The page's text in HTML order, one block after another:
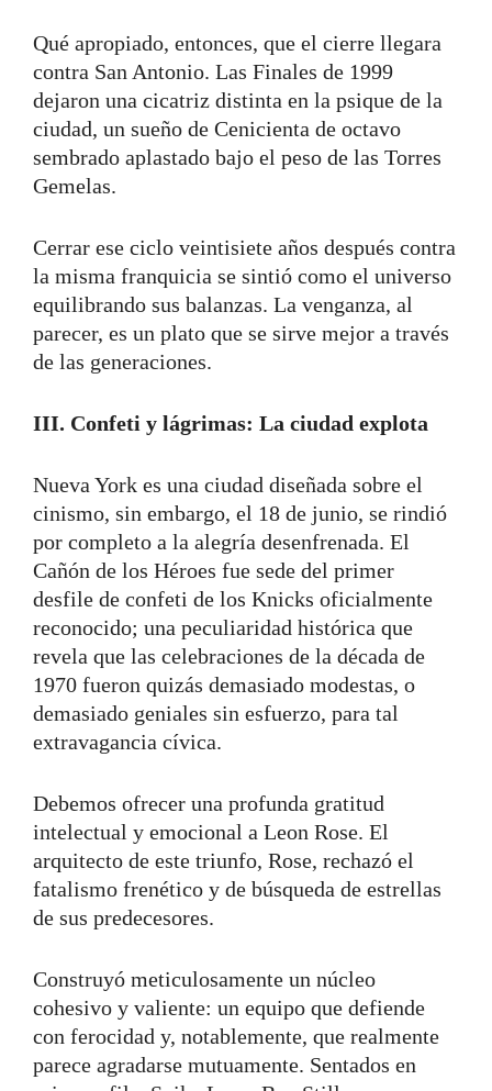
Qué apropiado, entonces, que el cierre llegara
contra San Antonio. Las Finales de 1999
dejaron una cicatriz distinta en la psique de la
ciudad, un sueño de Cenicienta de octavo
sembrado aplastado bajo el peso de las Torres
Gemelas.
Cerrar ese ciclo veintisiete años después contra
la misma franquicia se sintió como el universo
equilibrando sus balanzas. La venganza, al
parecer, es un plato que se sirve mejor a través
de las generaciones.
III. Confeti y lágrimas: La ciudad explota
Nueva York es una ciudad diseñada sobre el
cinismo, sin embargo, el 18 de junio, se rindió
por completo a la alegría desenfrenada. El
Cañón de los Héroes fue sede del primer
desfile de confeti de los Knicks oficialmente
reconocido; una peculiaridad histórica que
revela que las celebraciones de la década de
1970 fueron quizás demasiado modestas, o
demasiado geniales sin esfuerzo, para tal
extravagancia cívica.
Debemos ofrecer una profunda gratitud
intelectual y emocional a Leon Rose. El
arquitecto de este triunfo, Rose, rechazó el
fatalismo frenético y de búsqueda de estrellas
de sus predecesores.
Construyó meticulosamente un núcleo
cohesivo y valiente: un equipo que defiende
con ferocidad y, notablemente, que realmente
parece agradarse mutuamente. Sentados en